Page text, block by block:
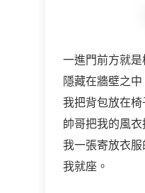
一進門前方就
隱藏在牆壁之
我把背包放在
帥哥把我的風
我一張寄放衣
我就座。